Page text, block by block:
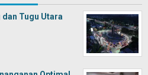
dan Tugu Utara